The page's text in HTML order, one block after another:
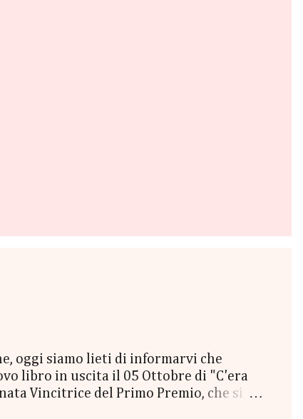
oggi siamo lieti di informarvi che
libro in uscita il 05 Ottobre di "C'era
Vincitrice del Primo Premio, che si